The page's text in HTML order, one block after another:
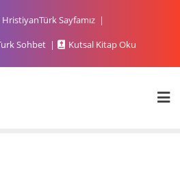
Sayfamız
Sohbet
Kutsal Kitap Oku